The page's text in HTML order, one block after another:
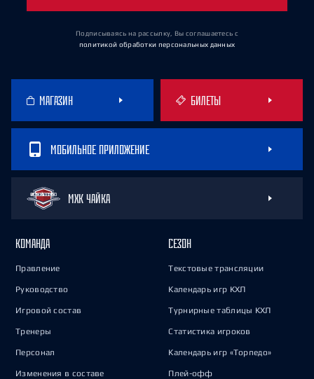
Подписываясь на рассылку, Вы соглашаетесь с
политикой обработки персональных данных
МАГАЗИН БИЛЕТЫ
МОБИЛЬНОЕ ПРИЛОЖЕНИЕ
МХК ЧАЙКА
КОМАНДА
Правление
Руководство
Игровой состав
Тренеры
Персонал
Изменения в составе
СЕЗОН
Текстовые трансляции
Календарь игр КХЛ
Турнирные таблицы КХЛ
Статистика игроков
Календарь игр «Торпедо»
Плей-офф